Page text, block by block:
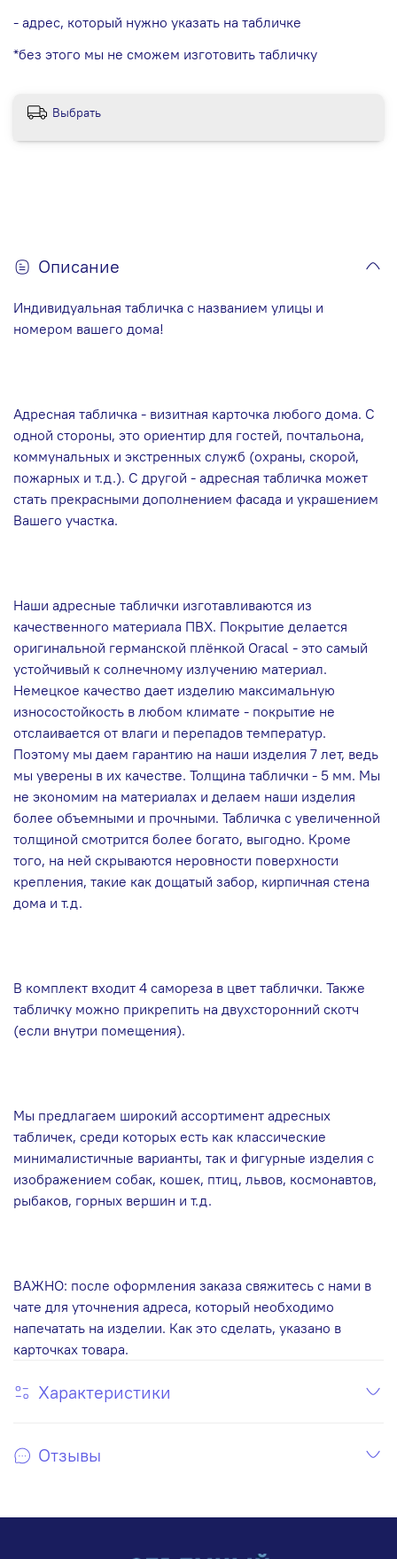
- адрес, который нужно указать на табличке
*без этого мы не сможем изготовить табличку
Выбрать
Описание
Индивидуальная табличка с названием улицы и
номером вашего дома!
Адресная табличка - визитная карточка любого дома. С
одной стороны, это ориентир для гостей, почтальона,
коммунальных и экстренных служб (охраны, скорой,
пожарных и т.д.). С другой - адресная табличка может
стать прекрасными дополнением фасада и украшением
Вашего участка.
Наши адресные таблички изготавливаются из
качественного материала ПВХ. Покрытие делается
оригинальной германской плёнкой Oracal - это самый
устойчивый к солнечному излучению материал.
Немецкое качество дает изделию максимальную
износостойкость в любом климате - покрытие не
отслаивается от влаги и перепадов температур.
Поэтому мы даем гарантию на наши изделия 7 лет, ведь
мы уверены в их качестве. Толщина таблички - 5 мм. Мы
не экономим на материалах и делаем наши изделия
более объемными и прочными. Табличка с увеличенной
толщиной смотрится более богато, выгодно. Кроме
того, на ней скрываются неровности поверхности
крепления, такие как дощатый забор, кирпичная стена
дома и т.д.
В комплект входит 4 самореза в цвет таблички. Также
табличку можно прикрепить на двухсторонний скотч
(если внутри помещения).
Мы предлагаем широкий ассортимент адресных
табличек, среди которых есть как классические
минималистичные варианты, так и фигурные изделия с
изображением собак, кошек, птиц, львов, космонавтов,
рыбаков, горных вершин и т.д.
ВАЖНО: после оформления заказа свяжитесь с нами в
чате для уточнения адреса, который необходимо
напечатать на изделии. Как это сделать, указано в
карточках товара.
Характеристики
Отзывы